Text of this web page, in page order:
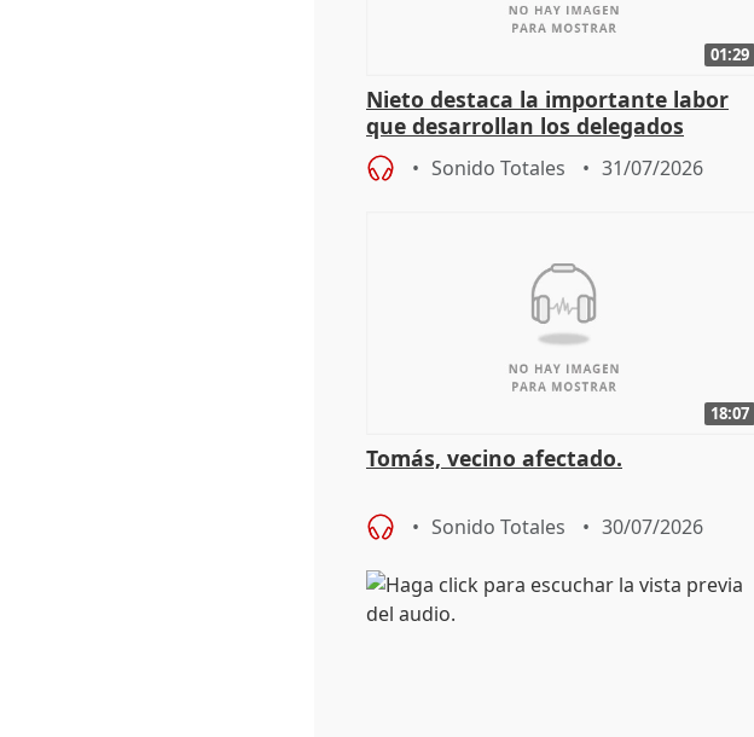
01:29
Nieto destaca la importante labor
que desarrollan los delegados
territoriales de la Junta
Sonido Totales 31/07/2026
18:07
Tomás, vecino afectado.
Sonido Totales 30/07/2026